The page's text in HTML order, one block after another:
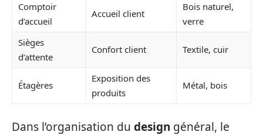
Comptoir
d’accueil
Accueil client
Bois naturel,
verre
Sièges
d’attente
Confort client Textile, cuir
Étagères
Exposition des
produits
Métal, bois
Dans l’organisation du design général, le